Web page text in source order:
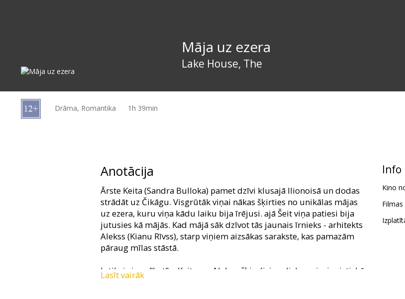
kartes
Māja uz ezera
Lake House, The
Drāma, Romantika 1h 39min
Anotācija
Ārste Keita (Sandra Bulloka) pamet dzīvi klusajā Ilionoisā un dodas
strādāt uz Čikāgu. Visgrūtāk viņai nākas šķirties no unikālas mājas
uz ezera, kuru viņa kādu laiku bija īrējusi. ajā Šeit viņa patiesi bija
jutusies kā mājās. Kad mājā sāk dzīvot tās jaunais īrnieks - arhitekts
Alekss (Kianu Rīvss), starp viņiem aizsākas sarakste, kas pamazām
pāraug mīlas stāstā.
Ir tikai viens "bet"… Keitu un Aleksu šķir divi gadi, kas, visai mistiskā
kārtā, nav šķērslis pasta kastītei pie ezera mājas, ar kuras
Lasīt vairāk
Info
Kino